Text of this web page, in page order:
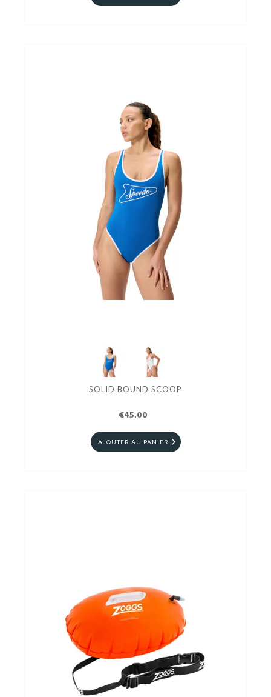
SOLID BOUND SCOOP
€45.00
AJOUTER AU PANIER